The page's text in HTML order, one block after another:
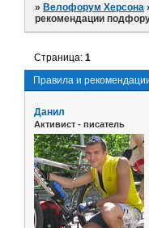
»Велофорум Херсона
рекомендации
Правила и
Страница:1
Данил
Активист - писатель